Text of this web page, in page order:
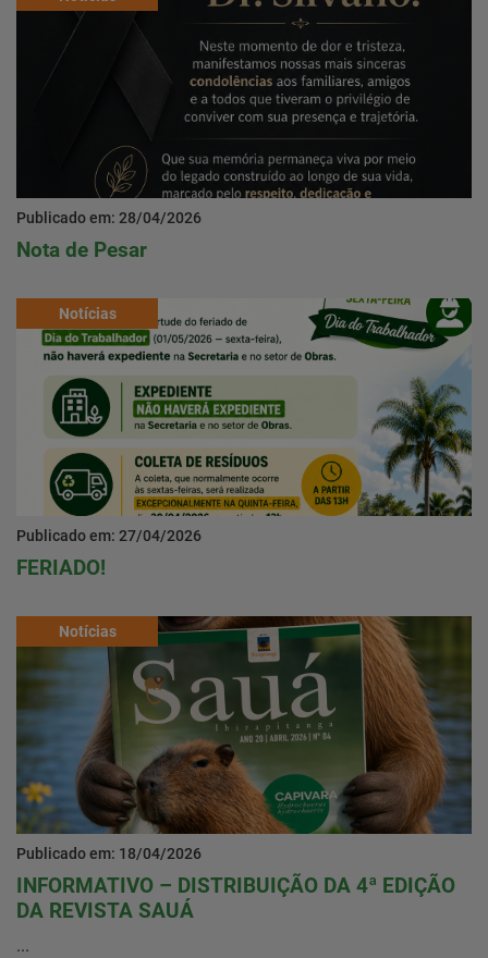
Publicado em: 28/04/2026
Nota de Pesar
Notícias
Publicado em: 27/04/2026
FERIADO!
Notícias
Publicado em: 18/04/2026
INFORMATIVO – DISTRIBUIÇÃO DA 4ª EDIÇÃO
DA REVISTA SAUÁ
...